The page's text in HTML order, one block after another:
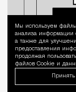
Мы используем
анализа информации
а также для
предоставления
продолжая
файлов Cookie и
Принять